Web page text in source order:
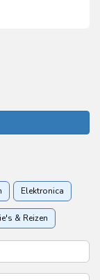
Elektronica
& Reizen